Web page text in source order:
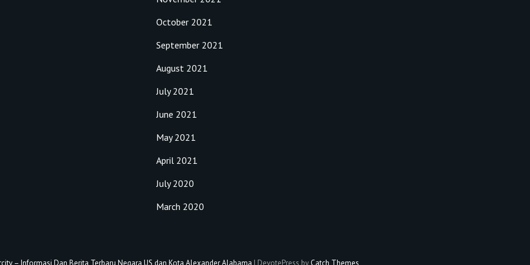
October 2021
September 2021
August 2021
July 2021
June 2021
May 2021
April 2021
July 2020
March 2020
– Informasi Dan Berita Terbaru Negara US dan Kota Alexander Alabama | DevotePress by Catch Themes